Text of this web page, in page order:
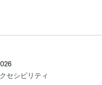
セシビリティ